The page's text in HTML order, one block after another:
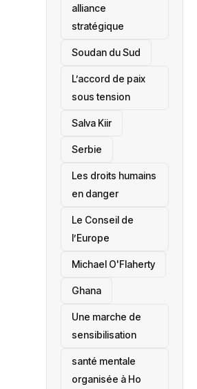
alliance
stratégique
‎Soudan du Sud
L’accord de paix
sous tension
Salva Kiir
‎Serbie
Les droits humains
en danger
‎Le Conseil de
l’Europe
Michael O'Flaherty
‎Ghana
Une marche de
sensibilisation
santé mentale
organisée à Ho